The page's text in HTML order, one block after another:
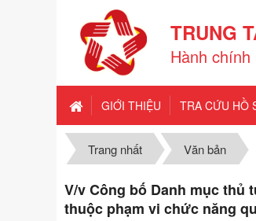
TRUNG
Hành chính
GIỚI THIỆU TRA CỨU HỒ
Trang nhất Văn bản
V/v Công bố Danh mục
thuộc phạm vi chức năng